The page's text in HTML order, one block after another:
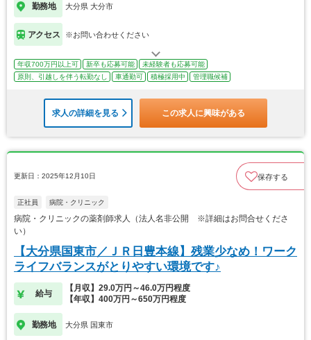
勤務地 大分県 大分市
アクセス ※お問い合わせください
年収700万円以上可 新卒も応募可能
未経験者も応募可能
原則、引越しを伴う転勤なし
車通勤可 積極採用中 管理職候補
求人の詳細を見る この求人に興味がある
更新日：2025年12月10日 保存する
正社員 病院・クリニック
病院・クリニックの薬剤師求人（法人名非公開 ※詳細はお問合せくださ
い）
【大分県国東市／ＪＲ日豊本線】残業少なめ！ワーク
ライフバランスがとりやすい環境です♪
給与
【月収】29.0万円～46.0万円程度
【年収】400万円～650万円程度
勤務地 大分県 国東市